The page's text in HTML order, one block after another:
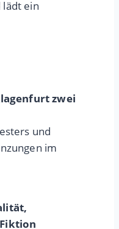
ein
zwei
und
im